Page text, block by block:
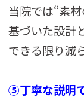
当院では“素
基づいた設計
できる限り減
⑤丁寧な説明